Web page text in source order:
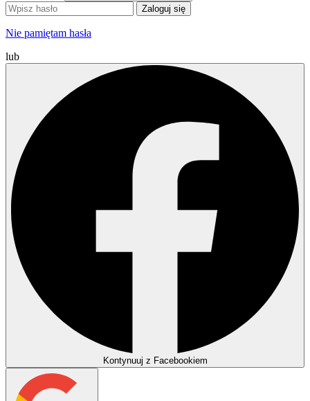
Zaloguj się
Nie pamiętam hasła
lub
Kontynuuj z Facebookiem